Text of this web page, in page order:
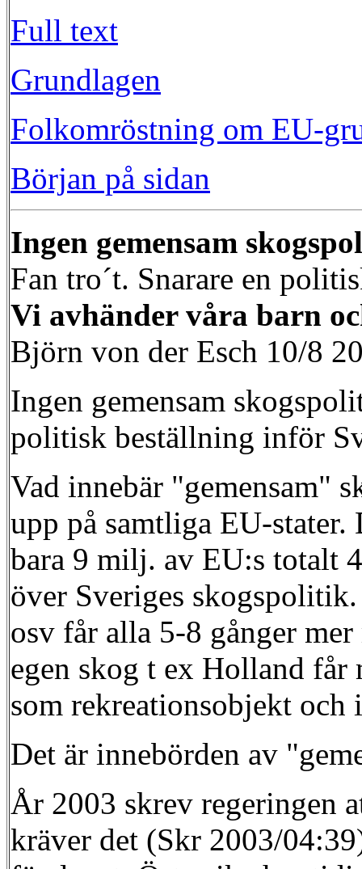
Full text
Grundlagen
Folkomröstning om EU-
Början på sidan
Ingen gemensam
Fan tro´t. Snarare en
Vi avhänder våra barn
Björn von der Esch 10/8
Ingen gemensam
politisk beställning inför
Vad innebär "gemensam"
upp på samtliga EU-
bara 9 milj. av EU:s totalt
över Sveriges
osv får alla 5-8 gånger
egen skog t ex Holland får
som rekreationsobjekt och
Det är innebörden av
År 2003 skrev regeringen
kräver det (Skr 2003/